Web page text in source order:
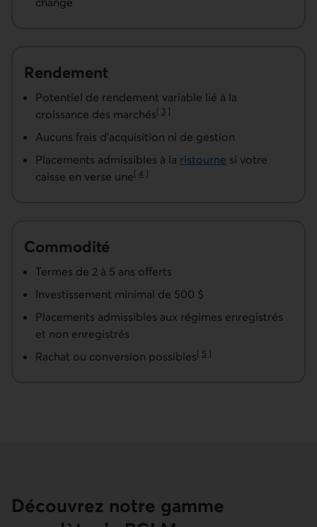
Rendement
Potentiel de rendement variable lié à la
croissance des marchés[ 3 ]
Aller à la note
Aucuns frais d'acquisition ni de gestion
Placements admissibles à la ristourne si votre
caisse en verse une[ 4 ]
Aller à la note
Commodité
Termes de 2 à 5 ans offerts
Investissement minimal de 500 $
Placements admissibles aux régimes enregistrés
et non enregistrés
Rachat ou conversion possibles[ 5 ]
Aller à la note
Découvrez notre gamme